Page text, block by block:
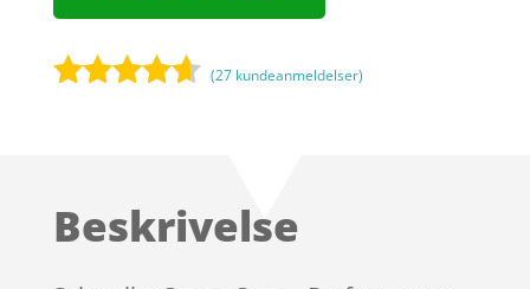
på
mmelser
(27 kundeanmeldelser)
Beskrivelse